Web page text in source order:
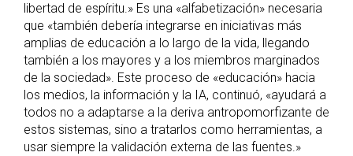
libertad de espíritu.» Es una «alfabetización» necesaria
que «también debería integrarse en iniciativas más
amplias de educación a lo largo de la vida, llegando
también a los mayores y a los miembros marginados
de la sociedad». Este proceso de «educación» hacia
los medios, la información y la IA, continuó, «ayudará a
todos no a adaptarse a la deriva antropomorfizante de
estos sistemas, sino a tratarlos como herramientas, a
usar siempre la validación externa de las fuentes.»